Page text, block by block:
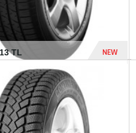
TL
NEW
394 Dhs